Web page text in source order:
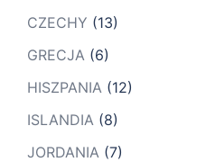
CZECHY (13)
GRECJA (6)
HISZPANIA (12)
ISLANDIA (8)
JORDANIA (7)